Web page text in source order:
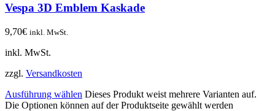
Vespa 3D Emblem Kaskade
9,70€ inkl. MwSt.
inkl. MwSt.
zzgl. Versandkosten
Ausführung wählen Dieses Produkt weist mehrere Varianten auf.
Die Optionen können auf der Produktseite gewählt werden